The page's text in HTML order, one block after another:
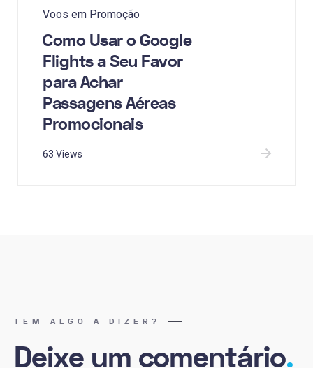
Voos em Promoção
Como Usar o Google
Flights a Seu Favor
para Achar
Passagens Aéreas
Promocionais
63 Views
TEM ALGO A DIZER?
Deixe um comentário.